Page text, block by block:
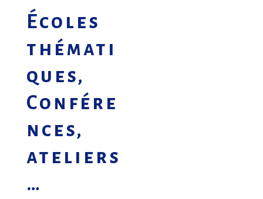
Écoles
thémati
ques,
Confére
nces,
ateliers
…